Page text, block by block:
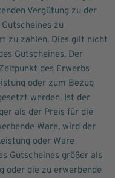
Vergütung zu der
zu
zu zahlen. Dies gilt nicht
Gutscheines. Der
des Erwerbs
oder zum Bezug
werden. Ist der
als der Preis für die
Ware, wird der
oder Ware
Gutscheines größer als
oder die zu erwerbende